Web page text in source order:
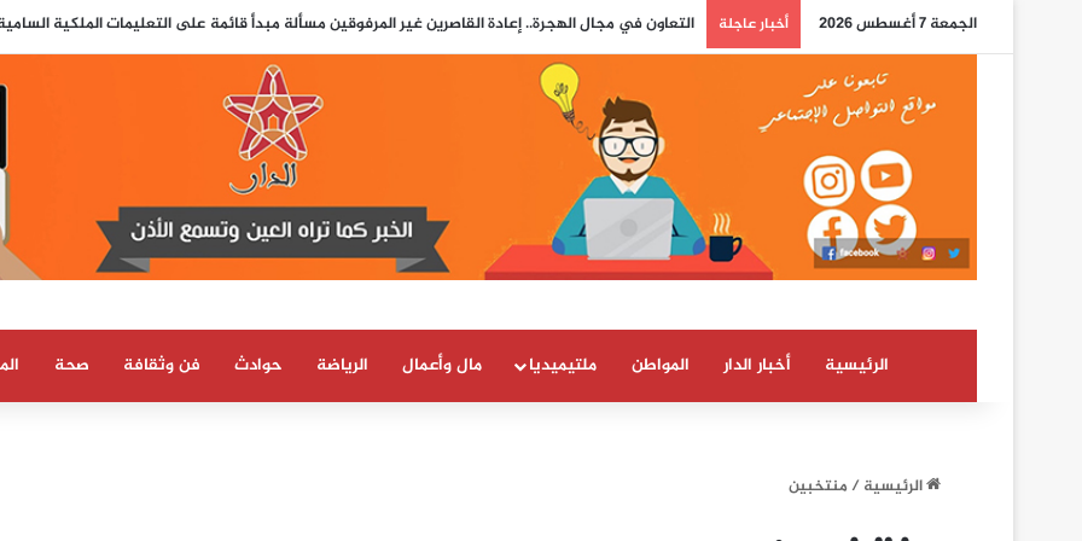
الجمعة 7 أغسطس 2026 أخبار عاجلة التعاون في مجال الهجرة.. إعادة القاصرين غير المرفوقين مسألة مبدأ قائمة على التعليمات الملكية
الرئيسية أخبار الدار المواطن ملتيميديا مال وأعمال الرياضة حوادث فن وثقافة صحة
الرئيسية/منتخبين